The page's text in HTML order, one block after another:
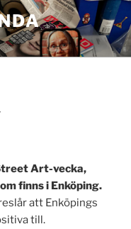
Art-vecka,
finns i Enköping.
att Enköpings
till.